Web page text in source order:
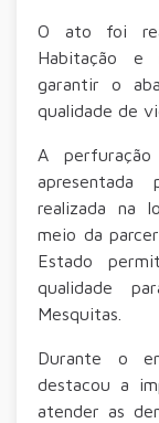
O ato foi
Habitação e
garantir o
qualidade de
A
apresentada
realizada na
meio da
Estado
qualidade
Mesquitas.
Durante o
destacou a
atender as